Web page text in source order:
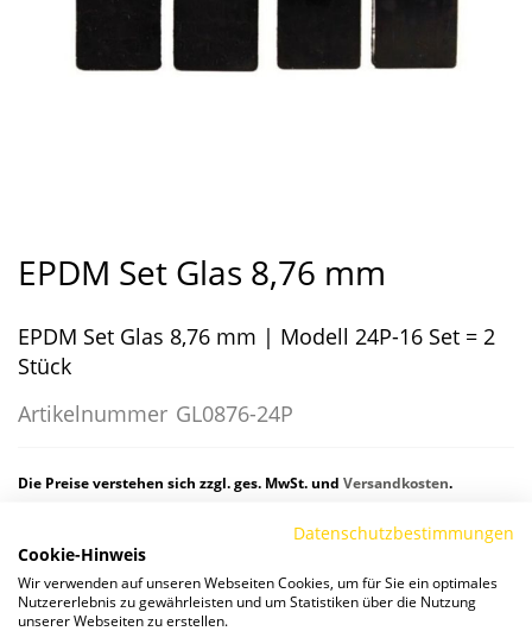
der
springen
EPDM Set Glas 8,76 mm
EPDM Set Glas 8,76 mm | Modell 24P-16 Set = 2
Stück
Artikelnummer GL0876-24P
Die Preise verstehen sich zzgl. ges. MwSt. und Versandkosten.
Verfügbarkeit:
Datenschutzbestimmungen
Cookie-Hinweis
Wir verwenden auf unseren Webseiten Cookies, um für Sie ein optimales
Nutzererlebnis zu gewährleisten und um Statistiken über die Nutzung
unserer Webseiten zu erstellen.